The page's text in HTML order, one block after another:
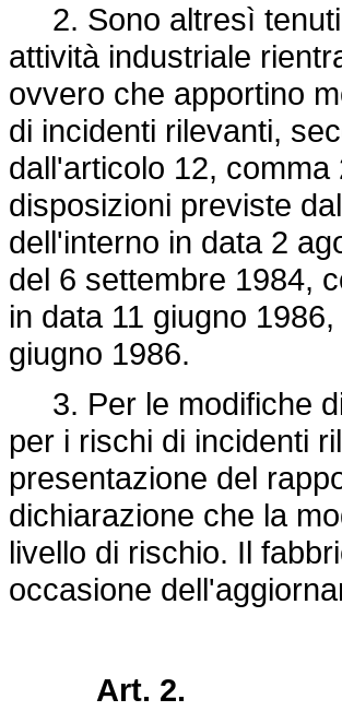
2. Sono altresì tenuti
attività industriale
ovvero che apportino
di incidenti rilevanti,
dall'articolo 12,
disposizioni previste
dell'interno in data 2
del 6 settembre 1984,
in data 11 giugno
giugno 1986.
3. Per le modifiche di
per i rischi di incidenti
presentazione del
dichiarazione che la
livello di rischio. Il
occasione
Art. 2.